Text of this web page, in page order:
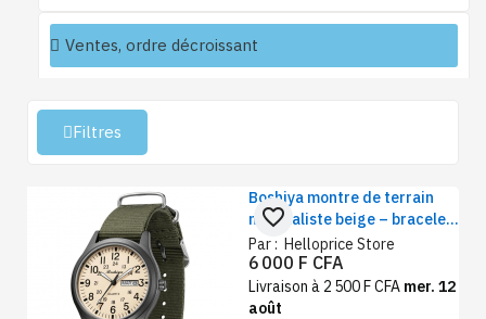
Filtres
Boshiya montre de terrain
minimaliste beige – bracelet
vert militaire, affichage
jour/date étanche 40 mm,
quartz
Par : Helloprice Store
favorite_border
6 000 F CFA
Livraison à 2 500 F CFA mer. 12
août